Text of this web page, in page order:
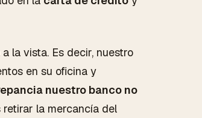
la vista. Es decir, nuestro
en su oficina y
nuestro banco no
retirar la mercancía del